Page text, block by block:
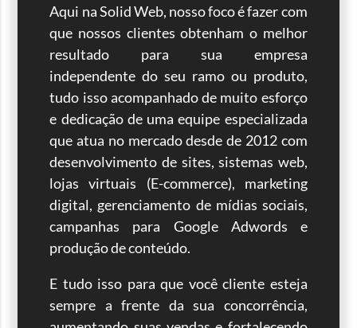
Aqui na Solid Web, nosso foco é fazer com
que nossos clientes obtenham o melhor
resultado para sua empresa
independente do seu ramo ou produto,
tudo isso acompanhado de muito esforço
e dedicação de uma equipe especializada
que atua no mercado desde de 2012 com
desenvolvimento de sites, sistemas web,
lojas virtuais (E-commerce), marketing
digital, gerenciamento de mídias sociais,
campanhas para Google Adwords e
produção de conteúdo.
E tudo isso para que você cliente esteja
sempre a frente da sua concorrência,